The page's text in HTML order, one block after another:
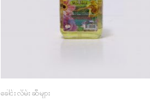
ခေါင်းလိမ်းဆီများ